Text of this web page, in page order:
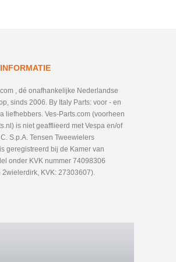
, dé onafhankelijke Nederlandse
sinds 2006. By Italy Parts: voor - en
liefhebbers. Ves-Parts.com (voorheen
is niet geafflieerd met Vespa en/of
S.p.A. Tensen Tweewielers
geregistreerd bij de Kamer van
onder KVK nummer 74098306
2wielerdirk, KVK: 27303607).